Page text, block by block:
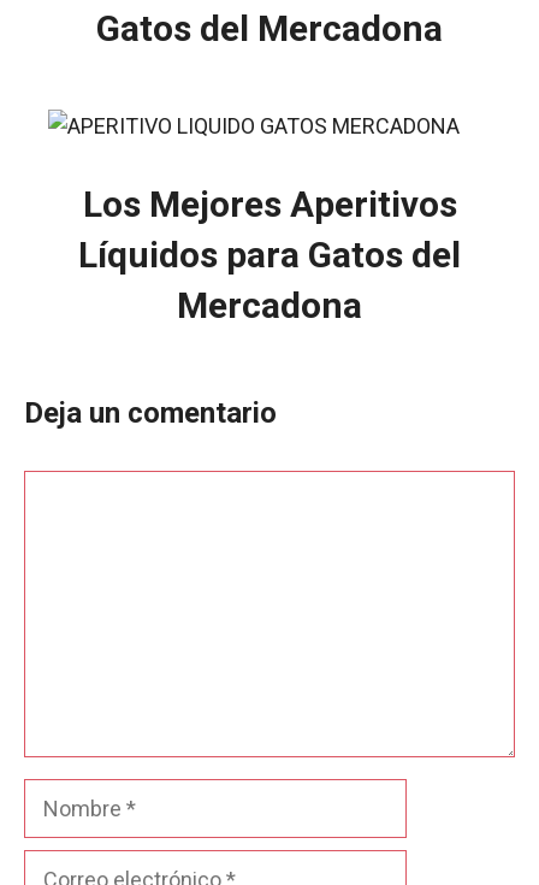
Gatos del Mercadona
Los Mejores Aperitivos
Líquidos para Gatos del
Mercadona
Deja un comentario
Nombre